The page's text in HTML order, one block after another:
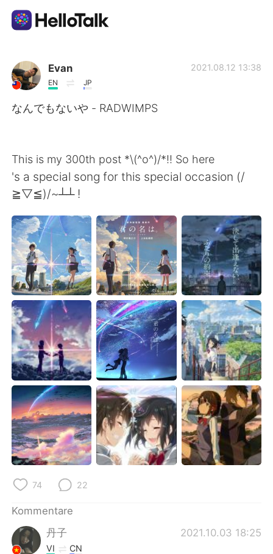
Sprachaustausch-App
AI Grammar Checker
English 简体中文
繁體中文 Español
العربية Français
日本語 한국어
Русский ไทย
Indonesia Italiano
Türkçe Tiếng Việt
Português
Evan
EN JP
2021.08.12 13:38
なんでもないや - RADWIMPS
This is my 300th post *\(^o^)/*!! So here
's a special song for this special occasion (/
≧▽≦)/~┴┴ !
74 22
Kommentare
丹子
2021.10.03 18:25
VI CN